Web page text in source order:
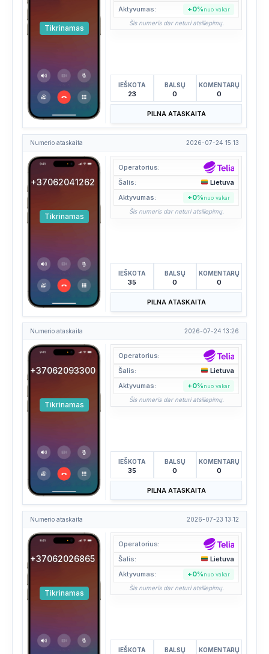
Tikrinamas
Aktyvumas:
+0%nuo vakar
Šis numeris dar neturi atsiliepimų.
IEŠKOTA
23
BALSŲ
0
KOMENTARŲ
0
PILNA ATASKAITA
Numerio ataskaita 2026-07-24 15:13
+37062041262
Tikrinamas
Operatorius:
Šalis:
Lietuva
Aktyvumas:
+0%nuo vakar
Šis numeris dar neturi atsiliepimų.
IEŠKOTA
35
BALSŲ
0
KOMENTARŲ
0
PILNA ATASKAITA
Numerio ataskaita 2026-07-24 13:26
+37062093300
Tikrinamas
Operatorius:
Šalis:
Lietuva
Aktyvumas:
+0%nuo vakar
Šis numeris dar neturi atsiliepimų.
IEŠKOTA
35
BALSŲ
0
KOMENTARŲ
0
PILNA ATASKAITA
Numerio ataskaita 2026-07-23 13:12
+37062026865
Tikrinamas
Operatorius:
Šalis:
Lietuva
Aktyvumas:
+0%nuo vakar
Šis numeris dar neturi atsiliepimų.
IEŠKOTA BALSŲ KOMENTARŲ